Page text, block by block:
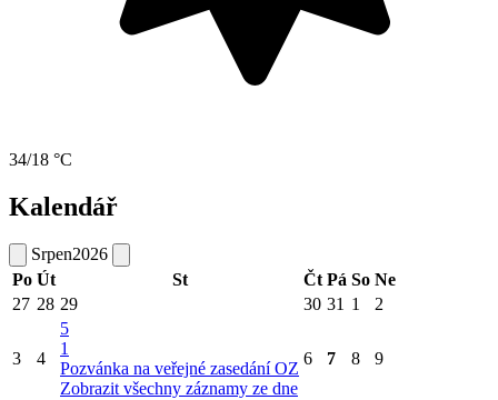
34/18 °C
Kalendář
Srpen2026
Po Út St Čt Pá So Ne
27 28 29 30 31 1 2
3 4
5
1
Pozvánka na veřejné zasedání OZ
Zobrazit všechny záznamy ze dne
6 7 8 9